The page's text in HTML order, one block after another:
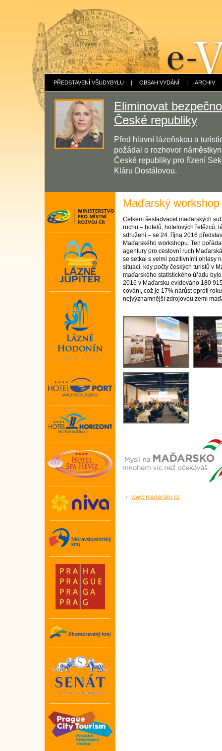
PŘEDSTAVENÍ VŠUDYBYLU | OBSAH VYDÁNÍ | ARCHIV
Eliminovat
České republiky
Před hlavní lázeňskou a
požádal o rozhovor
České republiky pro řízení
Kláru Dostálovou.
Maďarský workshop
Celkem šestadvacet maďarských
ruchu – hotelů, hotelových řetězců,
sdružení – se 24. října 2016
Maďarského workshopu. Ten
agentury pro cestovní ruch
se setkal s velmi pozitivními ohlasy
situaci, kdy počty českých turistů v
maďarského statistického úřadu
2016 v Maďarsku evidováno 180
cování, což je 17% nárůst oproti
nejvýznamnější zdrojovou zemí
www.madarsko.cz